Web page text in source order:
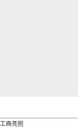
工商亮照